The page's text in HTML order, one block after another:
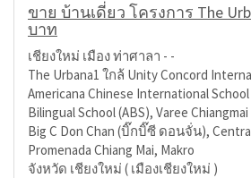
ขาย บ้านเดี่ยว โครงการ The
บาท
เชียงใหม่ เมือง ท่าศาลา - -
The Urbana1 ใกล้ Unity Concord
Americana Chinese International School
Bilingual School (ABS), Varee
Big C Don Chan (บิ๊กบิ๊ซี ดอนจั่น),
Promenada Chiang Mai, Makro
จังหวัด เชียงใหม่ ( เมืองเชียงใหม่ )